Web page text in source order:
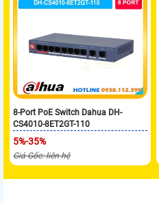
8-Port PoE Switch Dahua DH-
CS4010-8ET2GT-110
5%-35%
Giá Gốc: liên hệ